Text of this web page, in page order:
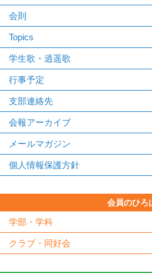
会則
Topics
学生歌・逍遥歌
行事予定
支部連絡先
会報アーカイブ
メールマガジン
個人情報保護方針
会員のひろ
学部・学科
クラブ・同好会